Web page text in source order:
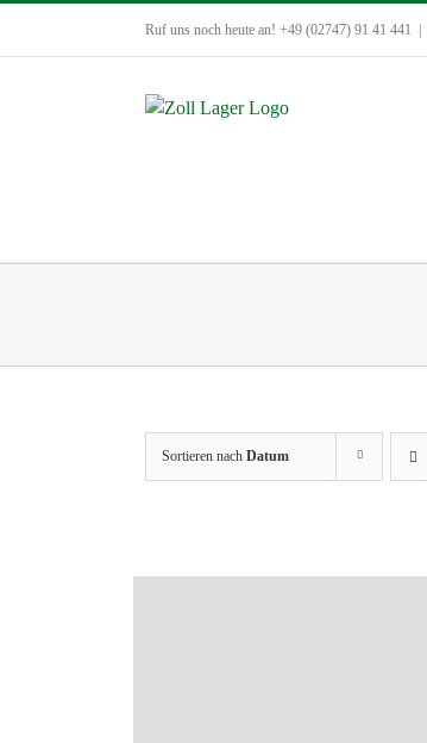
Ruf uns noch heute an! +49 (02747) 91 41 441
Sortieren nach Datum